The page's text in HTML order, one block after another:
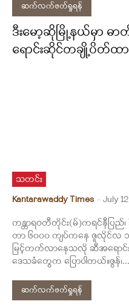
ဆက်လက်ဖတ်ရှုရန်
ဒီးမော့ဆိုမြို့နယ်မှာ ဓ
ရောင်းဆိုင်တချို့ပိတ်ထာ
သတင်း
Kantarawaddy Times - July
ကန္တာရဝတီတိုင်း(မ်)ကရင်နီပြ
တာ ၆၀၀၀ ကျပ်ကနေ ဇူလိုင်လ ၁
မြင့်တက်လာနေသလို ဆီအရော
ဒေသခံတွေက ပြောပါတယ်။ဇွန်၊...
ဆက်လက်ဖတ်ရှုရန်